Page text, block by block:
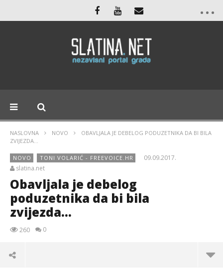
NASLOVNA NOVO
OBAVLJALA JE DEBELOG PODUZETNIKA DA BI BILA
ZVIJEZDA…
NOVO TONI VOLARIĆ - FREEVOICE.HR
09.09.2017.
slatina.net
Obavljala je debelog
poduzetnika da bi bila
zvijezda…
260 0